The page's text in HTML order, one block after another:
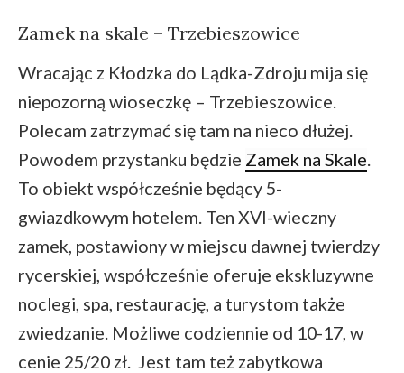
Zamek na skale – Trzebieszowice
Wracając z Kłodzka do Lądka-Zdroju mija się
niepozorną wioseczkę – Trzebieszowice.
Polecam zatrzymać się tam na nieco dłużej.
Powodem przystanku będzie Zamek na Skale.
To obiekt współcześnie będący 5-
gwiazdkowym hotelem. Ten XVI-wieczny
zamek, postawiony w miejscu dawnej twierdzy
rycerskiej, współcześnie oferuje ekskluzywne
noclegi, spa, restaurację, a turystom także
zwiedzanie. Możliwe codziennie od 10-17, w
cenie 25/20 zł. Jest tam też zabytkowa